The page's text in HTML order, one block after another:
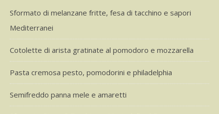
Sformato di melanzane fritte, fesa di tacchino e sapori
Mediterranei
Cotolette di arista gratinate al pomodoro e mozzarella
Pasta cremosa pesto, pomodorini e philadelphia
Semifreddo panna mele e amaretti